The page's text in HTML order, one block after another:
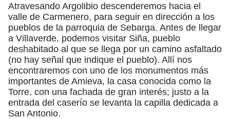
Atravesando Argolibio descenderemos hacia el
valle de Carmenero, para seguir en dirección a los
pueblos de la parroquia de Sebarga. Antes de llegar
a Villaverde, podemos visitar Siña, pueblo
deshabitado al que se llega por un camino asfaltado
(no hay señal que indique el pueblo). Allí nos
encontraremos con uno de los monumentos más
importantes de Amieva, la casa conocida como la
Torre, con una fachada de gran interés; justo a la
entrada del caserío se levanta la capilla dedicada a
San Antonio.